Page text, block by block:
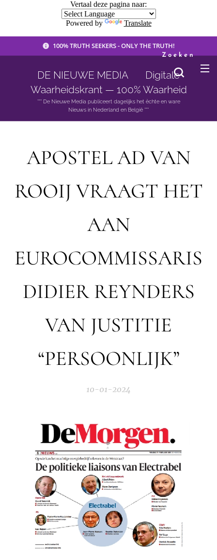
Vertaal deze pagina naar:
Powered by Translate
100% TRUTH SEEKERS - ONLY THE TRUTH!
DE NIEUWE MEDIA 🟣 Digitale
Waarheidskrant — 100% Waarheid
*** De Nieuwe Media publiceert dagelijks het èchte en ware
Nieuws in Nederland en België ***
Zoeken
APOSTEL AD VAN
ROOIJ VRAAGT HET
AAN
EUROCOMMISSARIS
DIDIER REYNDERS
VAN JUSTITIE
“PERSOONLIJK”
10-01-2024